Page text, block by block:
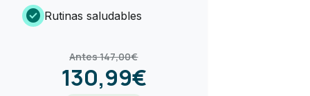
check_circle Rutinas saludables
Antes 147,00€
130,99€